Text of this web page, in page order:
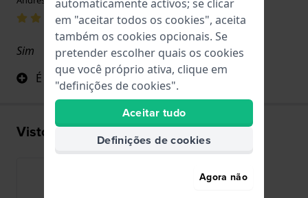
Sim
É exatamente o que procurava
Visto recentemente
automaticamente activos; se clicar
em "aceitar todos os cookies", aceita
também os cookies opcionais. Se
pretender escolher quais os cookies
que você próprio ativa, clique em
"definições de cookies".
Aceitar tudo
Definições de cookies
Agora não